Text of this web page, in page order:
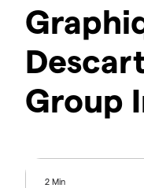
Group
2 Min